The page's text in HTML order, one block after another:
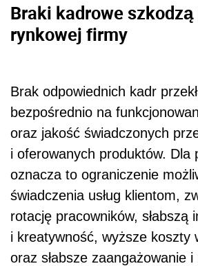
Braki kadrowe
rynkowej firmy
Brak odpowiednich kadr
bezpośrednio na
oraz jakość świadczonych
i oferowanych produktów. Dla
oznacza to ograniczenie
świadczenia usług klientom,
rotację pracowników, słabszą
i kreatywność, wyższe koszty
oraz słabsze zaangażowanie